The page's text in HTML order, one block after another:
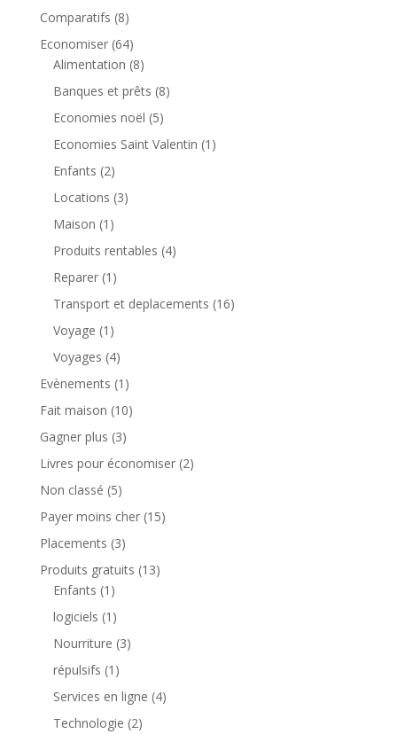
Comparatifs (8)
Economiser(64)
Alimentation (8)
Banques et prêts (8)
Economies noël (5)
Economies Saint Valentin (1)
Enfants (2)
Locations (3)
Maison (1)
Produits rentables (4)
Reparer(1)
Transport et deplacements (16)
Voyage (1)
Voyages (4)
Evènements (1)
Fait maison (10)
Gagner plus (3)
Livres pour économiser(2)
Non classé (5)
Payer moins cher(15)
Placements (3)
Produits gratuits (13)
Enfants (1)
logiciels (1)
Nourriture (3)
répulsifs (1)
Services en ligne (4)
Technologie (2)